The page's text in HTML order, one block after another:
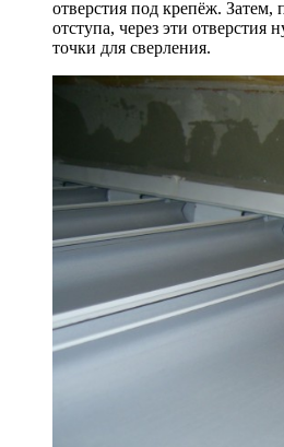
отверстия под крепёж.
отступа, через эти отверстия
точки для сверления.